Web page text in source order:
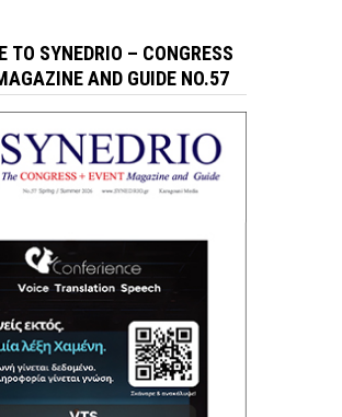
SYNEDRIO – CONGRESS
AND GUIDE NO.57